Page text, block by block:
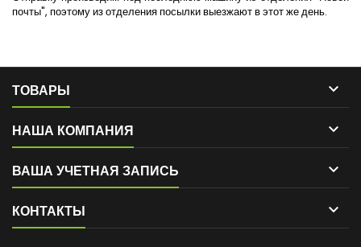
почты", поэтому из отделения посылки выезжают в этот же день.
ТОВАРЫ 
НАША КОМПАНИЯ 
ВАША УЧЕТНАЯ ЗАПИСЬ 
КОНТАКТЫ 